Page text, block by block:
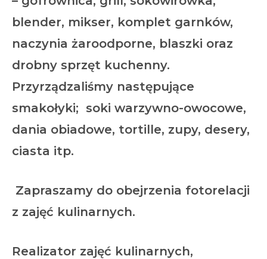
blender, mikser, komplet garnków,
naczynia żaroodporne, blaszki oraz
drobny sprzęt kuchenny.
Przyrządzaliśmy następujące
smakołyki; soki warzywno-owocowe,
dania obiadowe, tortille, zupy, desery,
ciasta itp.
Zapraszamy do obejrzenia fotorelacji
z zajęć kulinarnych.
Realizator zajęć kulinarnych,